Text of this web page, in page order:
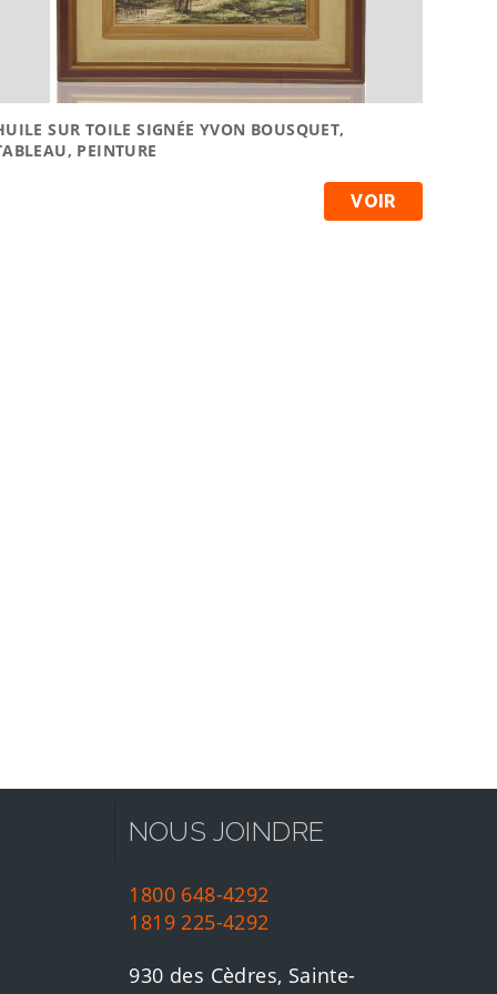
SUR TOILE SIGNÉE YVON BOUSQUET,
PEINTURE
VOIR
NOUS JOINDRE
1800 648-4292
1819 225-4292
930 des Cèdres, Sainte-